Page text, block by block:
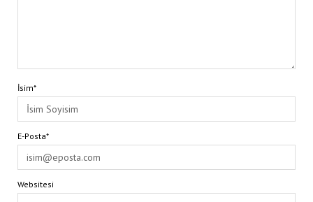
İsim*
E-Posta*
Websitesi